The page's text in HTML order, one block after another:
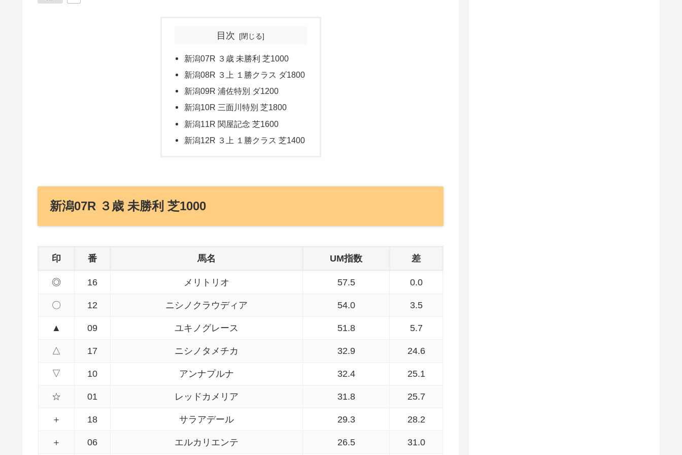
目次
新潟07R ３歳 未勝利 芝1000
新潟08R ３上 １勝クラス ダ1800
新潟09R 浦佐特別 ダ1200
新潟10R 三面川特別 芝1800
新潟11R 関屋記念 芝1600
新潟12R ３上 １勝クラス 芝1400
新潟07R ３歳 未勝利 芝1000
印 番 馬名 UM指数 差
◎ 16 メリトリオ 57.5 0.0
〇 12 ニシノクラウディア 54.0 3.5
▲ 09 ユキノグレース 51.8 5.7
△ 17 ニシノタメチカ 32.9 24.6
▽ 10 アンナプルナ 32.4 25.1
☆ 01 レッドカメリア 31.8 25.7
＋ 18 サラアデール 29.3 28.2
＋ 06 エルカリエンテ 26.5 31.0